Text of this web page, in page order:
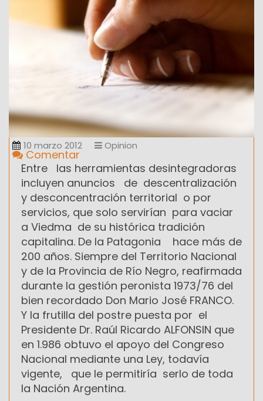
10 marzo 2012 Opinion
Comentar
Entre las herramientas desintegradoras
incluyen anuncios de descentralización
y desconcentración territorial o por
servicios, que solo servirían para vaciar
a Viedma de su histórica tradición
capitalina. De la Patagonia hace más de
200 años. Siempre del Territorio Nacional
y de la Provincia de Río Negro, reafirmada
durante la gestión peronista 1973/76 del
bien recordado Don Mario José FRANCO.
Y la frutilla del postre puesta por el
Presidente Dr. Raúl Ricardo ALFONSIN que
en 1.986 obtuvo el apoyo del Congreso
Nacional mediante una Ley, todavía
vigente, que le permitiría serlo de toda
la Nación Argentina.